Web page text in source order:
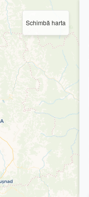
Schimbă harta